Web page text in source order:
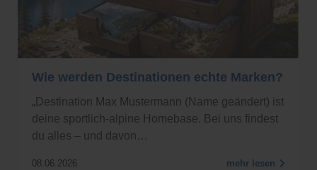
Wie werden Destinationen echte Marken?
„Destination Max Mustermann (Name geändert) ist
deine sportlich-alpine Homebase. Bei uns findest
du alles – und davon…
08.06.2026 mehr lesen